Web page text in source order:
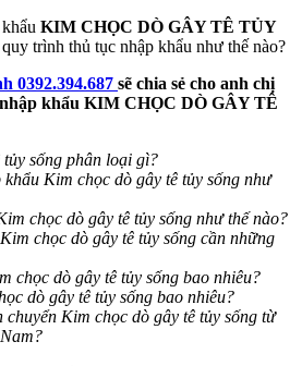
KIM CHỌC DÒ GÂY TÊ TỦY
trình thủ tục nhập khẩu như thế nào?
0392.394.687 sẽ chia sẻ cho anh chị
khẩu KIM CHỌC DÒ GÂY TÊ
sống phân loại gì?
khẩu Kim chọc dò gây tê tủy sống như
chọc dò gây tê tủy sống như thế nào?
Kim chọc dò gây tê tủy sống cần những
chọc dò gây tê tủy sống bao nhiêu?
dò gây tê tủy sống bao nhiêu?
chuyển Kim chọc dò gây tê tủy sống từ